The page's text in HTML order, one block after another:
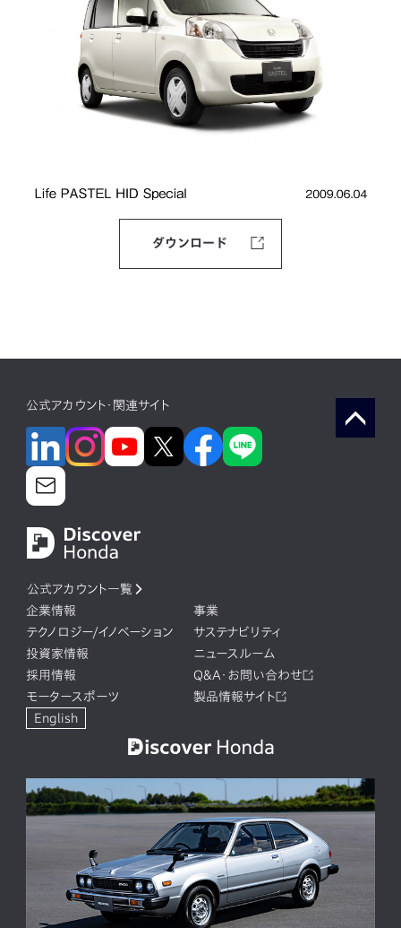
ダウンロード
公式アカウント・関連サイト
公式アカウント一覧
企業情報
事業
テクノロジー/イノベーション
サステナビリティ
投資家情報
ニュースルーム
採用情報
Q&A・お問い合わせ
モータースポーツ
製品情報サイト
English